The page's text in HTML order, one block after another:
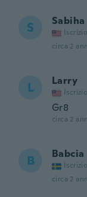
S Sabiha
circa 2
L Larry
Gr8
circa 2
B Babcia
circa 2